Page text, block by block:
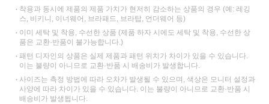
착용과 동시에 제품의 제품 가치가 현저히 감소하는 상품의 경우 (예: 레깅
스, 비키니, 이너웨어, 브라패드, 브라탑, 언더웨어 등)
이미 세탁 및 착용, 수선한 상품 (제품 하자 시에도 세탁 및 착용, 수선한 상
품은 교환·반품이 불가능합니다.)
패턴 디자인의 상품은 실제 제품과 패턴 위치가 차이가 있을 수 있습니다.
이는 불량이 아니므로 교환·반품 시 배송비가 발생합니다.
사이즈는 측정 방법에 따라 오차가 발생될 수 있으며, 색상은 모니터 설정과
사양에 따라 차이가 있을 수 있습니다. 이는 불량이 아니므로 교환·반품 시
배송비가 발생됩니다.